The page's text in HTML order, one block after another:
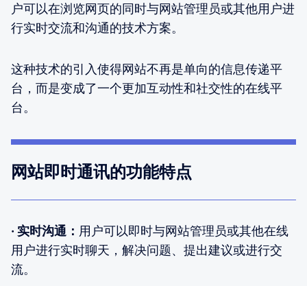
户可以在浏览网页的同时与网站管理员或其他用户进
行实时交流和沟通的技术方案。
这种技术的引入使得网站不再是单向的信息传递平
台，而是变成了一个更加互动性和社交性的在线平
台。
网站即时通讯的功能特点
· 实时沟通： 用户可以即时与网站管理员或其他在线
用户进行实时聊天，解决问题、提出建议或进行交
流。